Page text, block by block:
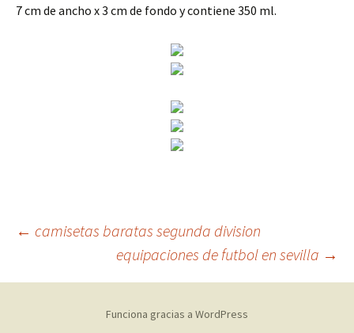
7 cm de ancho x 3 cm de fondo y contiene 350 ml.
Navegación
de
← camisetas baratas segunda division
equipaciones de futbol en sevilla →
Funciona gracias a WordPress